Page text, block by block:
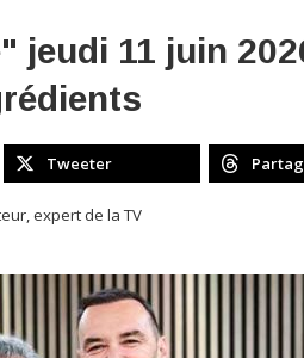
jeudi 11 juin
Tweeter
expert de la TV